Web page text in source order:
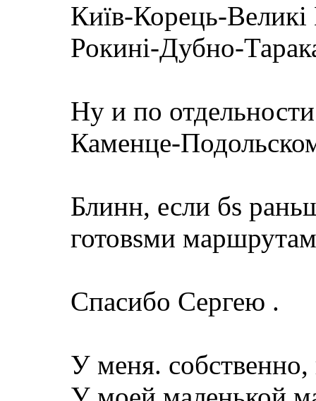
Київ-Корець-
Рокині-Дубно-
Ну и по
Каменце-
Блинн, если бs
готовsми
Спасибо Сергею .
У меня. собственно,